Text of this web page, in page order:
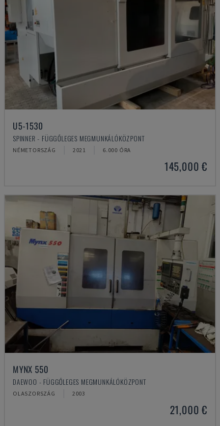
U5-1530
SPINNER - FÜGGŐLEGES MEGMUNKÁLÓKÖZPONT
NÉMETORSZÁG 2021 6.000 ÓRA
145,000 €
MYNX 550
DAEWOO - FÜGGŐLEGES MEGMUNKÁLÓKÖZPONT
OLASZORSZÁG 2003
21,000 €